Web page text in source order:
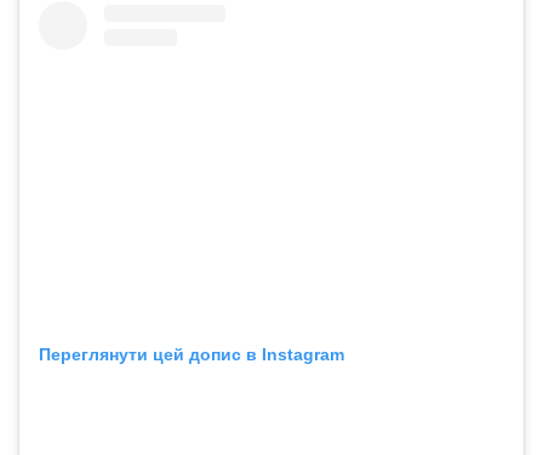
Переглянути цей допис в Instagram